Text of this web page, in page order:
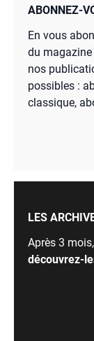
ABONNEZ-
En vous
du magazine
nos
possibles :
classique,
LES
Après 3
découvrez-